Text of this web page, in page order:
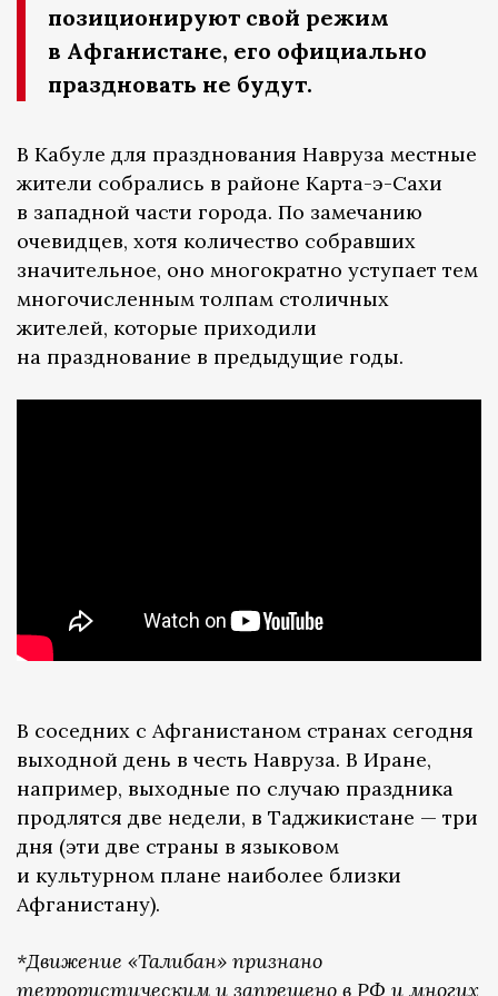
позиционируют свой режим
в Афганистане, его официально
праздновать не будут.
В Кабуле для празднования Навруза местные
жители собрались в районе Карта-э-Сахи
в западной части города. По замечанию
очевидцев, хотя количество собравших
значительное, оно многократно уступает тем
многочисленным толпам столичных
жителей, которые приходили
на празднование в предыдущие годы.
В соседних с Афганистаном странах сегодня
выходной день в честь Навруза. В Иране,
например, выходные по случаю праздника
продлятся две недели, в Таджикистане — три
дня (эти две страны в языковом
и культурном плане наиболее близки
Афганистану).
*Движение «Талибан» признано
террористическим и запрещено в РФ и многих